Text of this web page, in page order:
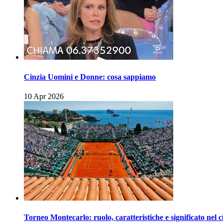
Cinzia Uomini e Donne: cosa sappiamo
10 Apr 2026
Torneo Montecarlo: ruolo, caratteristiche e significato nel